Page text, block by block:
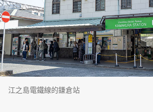
江之島電鐵線的鎌倉站